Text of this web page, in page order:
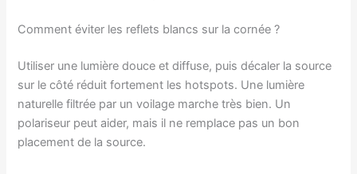
Comment éviter les reflets blancs sur la cornée ?
Utiliser une lumière douce et diffuse, puis décaler la source
sur le côté réduit fortement les hotspots. Une lumière
naturelle filtrée par un voilage marche très bien. Un
polariseur peut aider, mais il ne remplace pas un bon
placement de la source.